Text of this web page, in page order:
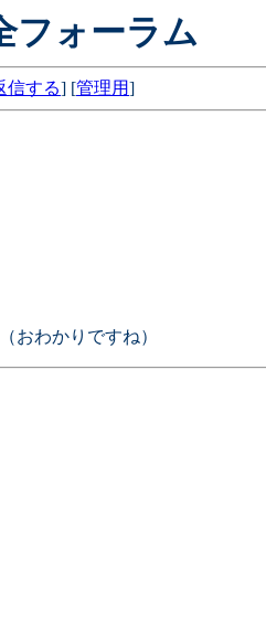
フォーラム
信する] [管理用]
おわかりですね）